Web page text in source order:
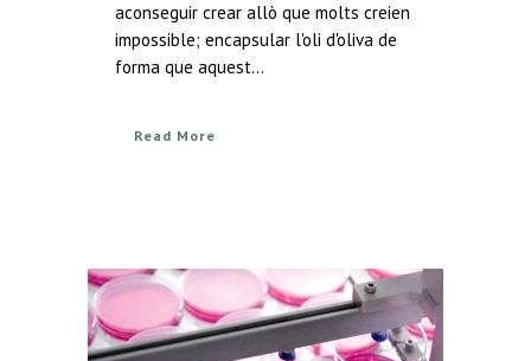
aconseguir crear allò que molts creien
impossible; encapsular l'oli d'oliva de
forma que aquest...
Read More